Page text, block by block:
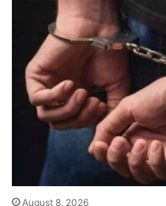
August 8, 2026